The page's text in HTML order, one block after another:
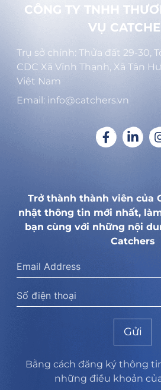
CÔNG TY TNHH
VỤ
Trụ sở chính: Thửa đất 29-30,
CDC Xã Vĩnh Thạnh, Xã Tân
Việt Nam
Email: info@catchers.vn
Trở thành thành viên của
nhật thông tin mới nhất,
bạn cùng với những nội
Catchers
Gửi
Bằng cách đăng ký thông
những điều khoản